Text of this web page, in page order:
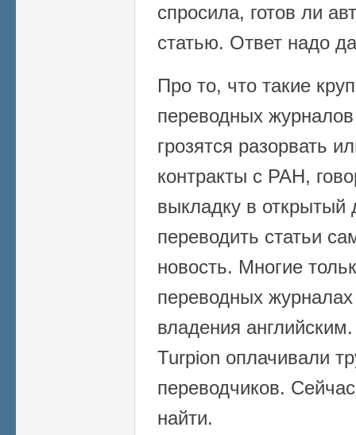
спросила, готов ли
статью. Ответ надо
Про то, что такие
переводных
грозятся разорвать
контракты с РАН,
выкладку в открытый
переводить статьи
новость. Многие
переводных журналах
владения
Turpion оплачивали
переводчиков.
найти.